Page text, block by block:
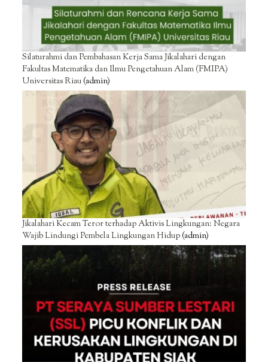
Silaturahmi dan Pembahasan Kerja Sama Jikalahari dengan
Fakultas Matematika dan Ilmu Pengetahuan Alam (FMIPA)
Universitas Riau(admin)
Jikalahari Kecam Teror terhadap Aktivis Lingkungan: Negara
Wajib Lindungi Pembela Lingkungan Hidup(admin)